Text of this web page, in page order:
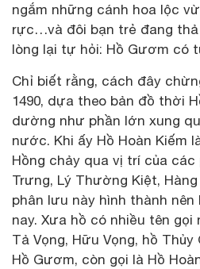
ngắm những cánh hoa lộc
rực…và đôi bạn trẻ đang
lòng lại tự hỏi: Hồ Gươm có
Chỉ biết rằng, cách đây
1490, dựa theo bản đồ thời
dường như phần lớn xung
nước. Khi ấy Hồ Hoàn Kiếm
Hồng chảy qua vị trí của các
Trưng, Lý Thường Kiệt,
phân lưu này hình thành nên
nay. Xưa hồ có nhiều tên gọi
Tả Vọng, Hữu Vọng, hồ
Hồ Gươm, còn gọi là Hồ